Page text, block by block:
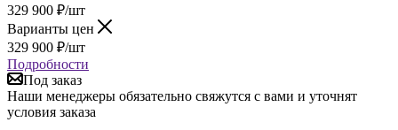
329 900 ₽/шт
Варианты цен
329 900 ₽/шт
Подробности
Под заказ
Наши менеджеры обязательно свяжутся с вами и уточнят
условия заказа